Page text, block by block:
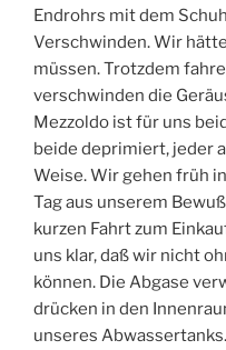
Endrohrs mit dem
Verschwinden. Wir
müssen. Trotzdem
verschwinden die
Mezzoldo ist für uns
beide deprimiert, jeder
Weise. Wir gehen früh
Tag aus unserem
kurzen Fahrt zum
uns klar, daß wir nicht
können. Die Abgase
drücken in den
unseres